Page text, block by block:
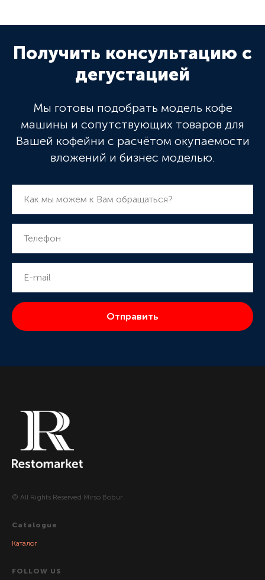
Получить консультацию с
дегустацией
Мы готовы подобрать модель кофе
машины и сопутствующих товаров для
Вашей кофейни с расчётом окупаемости
вложений и бизнес моделью.
Отправить
© All Rights Reserved Mirso Bobur
Catalogue
Каталог
FOLLOW US